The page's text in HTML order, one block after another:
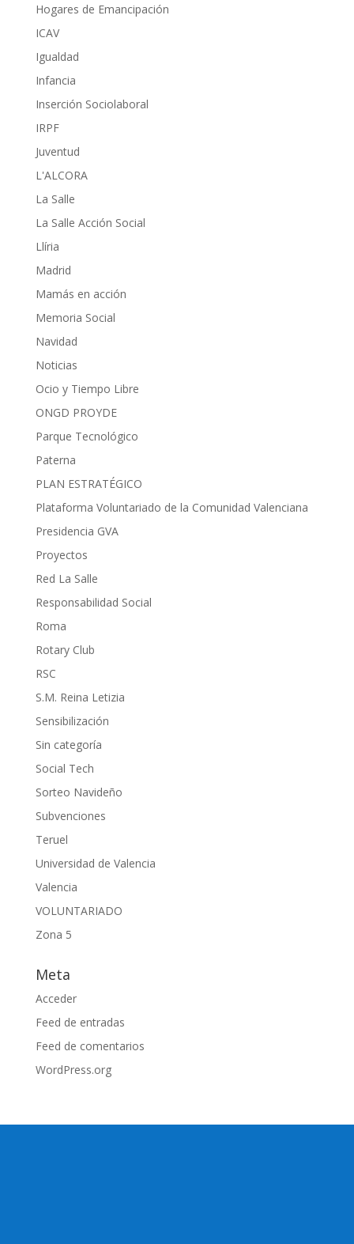
Hogares de Emancipación
ICAV
Igualdad
Infancia
Inserción Sociolaboral
IRPF
Juventud
L'ALCORA
La Salle
La Salle Acción Social
Llíria
Madrid
Mamás en acción
Memoria Social
Navidad
Noticias
Ocio y Tiempo Libre
ONGD PROYDE
Parque Tecnológico
Paterna
PLAN ESTRATÉGICO
Plataforma Voluntariado de la Comunidad Valenciana
Presidencia GVA
Proyectos
Red La Salle
Responsabilidad Social
Roma
Rotary Club
RSC
S.M. Reina Letizia
Sensibilización
Sin categoría
Social Tech
Sorteo Navideño
Subvenciones
Teruel
Universidad de Valencia
Valencia
VOLUNTARIADO
Zona 5
Meta
Acceder
Feed de entradas
Feed de comentarios
WordPress.org